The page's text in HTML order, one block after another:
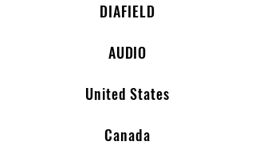
DIAFIELD
AUDIO
United States
Canada